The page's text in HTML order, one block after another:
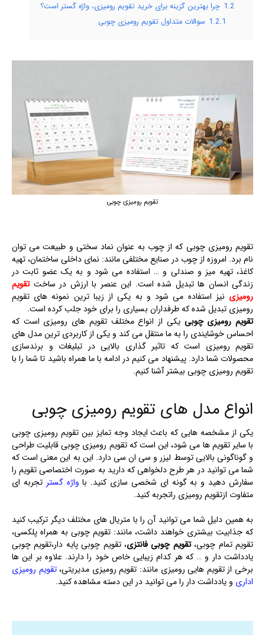
1.2 چرا بهترین گزینه برای خرید تقویم رومیزی، واژه گستر است؟
1.2.1 سوالات متداول تقویم رومیزی چوبی
تقویم رومیزی چوبی
تقویم رومیزی چوبی که از چوب به عنوان نماد سختی و طبیعت می توان
نام برد. امروزه از چوب در صنایع مختلفی مانند: نمای داخلی ساختمان، تهیه
کاغذ، تهیه میز و صندلی و … استفاده می شود و به یک عضو ثابت در
زندگی انسان ها تبدیل شده است. این عنصر با ارزش در ساختتقویم
رومیزی نیز استفاده می شود و به یکی از زیبا ترین نمونه های تقویم
رومیزی تبدیل شده که طرفداران بسیاری را برای خود جلب کرده است.
تقویم رومیزی چوبی یکی از انواع مختلف تقویم های رومیزی است که
احساس خوشایندی را به ما منتقل می کند و یکی از کاربردی ترین مدل های
تقویم رومیزی است که تاثیر گذاری بالایی در تبلیغات و برندسازی
محصولات شما دارد. پیشنهاد می کنیم در ادامه با ما همراه باشید تا شما را با
تقویم رومیزی چوبی بیشتر آشنا کنیم.
انواع مدل های تقویم رومیزی چوبی
یکی از مشخصه هایی که باعث ایجاد وجه تمایز بین تقویم رومیزی چوبی
با سایر تقویم ها می شود، این است که تقویم رومیزی چوبی قابلیت طراحی
و گوناگونی بالایی توسط لیزر و سی ان سی دارد. این به این معنی است که
شما می توانید در هر طرح دلخواهی که دارید به صورت اختصاصی تقویم را
سفارش دهید و به گونه ای شخصی سازی کنید. با واژه گستر تجربه ای
متفاوت ازتقویم رومیزی راتجربه کنید.
به همین دلیل شما می توانید آن را با متریال های مختلف دیگر ترکیب کنید
که جذابیت بیشتری خواهند داشت، مانند: تقویم چوبی به همراه پلکسی،
تقویم تمام چوبی،تقویم چوبی فانتزی، تقویم چوبی پایه دار،تقویم چوبی
یادداشت دار و … که هر کدام زیبایی خاص خود را دارند. علاوه بر این ها
برخی از تقویم هایی رومیزی مانند: تقویم رومیزی مدیریتی،تقویم رومیزی
اداری و یادداشت دار را می توانید در این دسته مشاهده کنید.